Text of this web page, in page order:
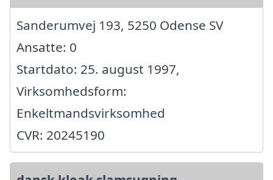
Sanderumvej 193, 5250 Odense SV
Ansatte: 0
Startdato: 25. august 1997,
Virksomhedsform:
Enkeltmandsvirksomhed
CVR: 20245190